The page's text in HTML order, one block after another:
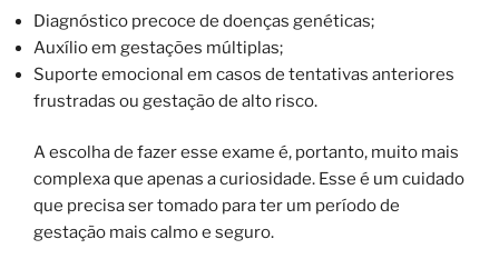
Diagnóstico precoce de doenças genéticas;
Auxílio em gestações múltiplas;
Suporte emocional em casos de tentativas anteriores
frustradas ou gestação de alto risco.
A escolha de fazer esse exame é, portanto, muito mais
complexa que apenas a curiosidade. Esse é um cuidado
que precisa ser tomado para ter um período de
gestação mais calmo e seguro.